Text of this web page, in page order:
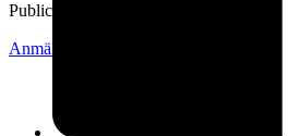
Publicerad
Anmäl